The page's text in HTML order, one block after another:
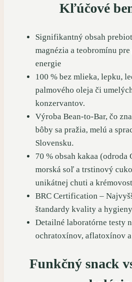
Kľúčové
Signifikantný obsah
magnézia a teobromínu
energie
100 % bez mlieka, lepku,
palmového oleja či
konzervantov.
Výroba Bean-to-Bar, čo
bôby sa pražia, melú a
Slovensku.
70 % obsah kakaa
morská soľ a trstinový
unikátnej chuti a
BRC Certification –
štandardy kvality a
Detailné laboratórne testy
ochratoxínov, aflatoxínov
Funkčný snack